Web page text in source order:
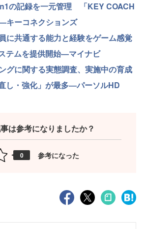
の記録を一元管理 「KEY COACH
キーコネクションズ
に共通する能力と経験をゲーム感覚
テムを提供開始—マイナビ
グに関する実態調査、実施中の育成
し・強化」が最多―パーソルHD
は参考になりましたか？
0 参考になった